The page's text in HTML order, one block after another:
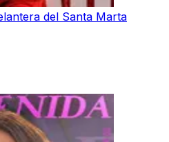
del Santa Marta